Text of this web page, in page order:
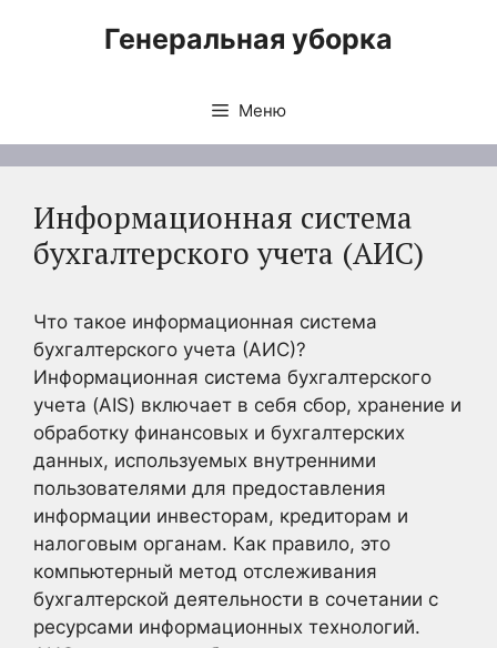
Генеральная уборка
Меню
Информационная система
бухгалтерского учета (АИС)
Что такое информационная система
бухгалтерского учета (АИС)?
Информационная система бухгалтерского
учета (AIS) включает в себя сбор, хранение и
обработку финансовых и бухгалтерских
данных, используемых внутренними
пользователями для предоставления
информации инвесторам, кредиторам и
налоговым органам. Как правило, это
компьютерный метод отслеживания
бухгалтерской деятельности в сочетании с
ресурсами информационных технологий.